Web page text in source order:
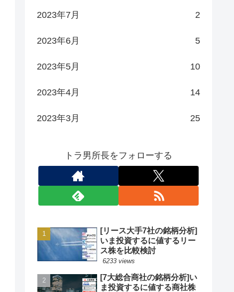
2023年7月 2
2023年6月 5
2023年5月 10
2023年4月 14
2023年3月 25
トラ男所長をフォローする
[リース大手7社の銘柄分析]
いま投資するに値するリー
ス株を比較検討
6233 views
[7大総合商社の銘柄分析]い
ま投資するに値する商社株